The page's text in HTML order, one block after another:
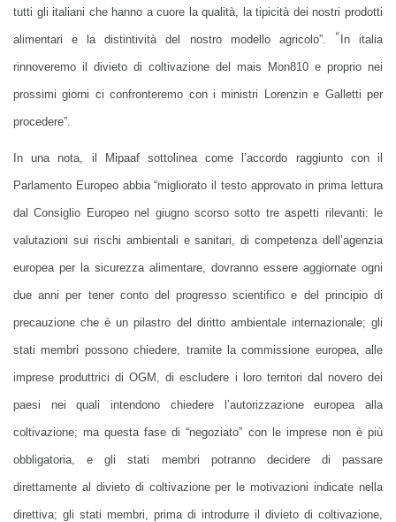
tutti gli italiani che hanno a cuore la qualità, la tipicità dei nostri prodotti
alimentari e la distintività del nostro modello agricolo”. “ In italia
rinnoveremo il divieto di coltivazione del mais Mon810 e proprio nei
prossimi giorni ci confronteremo con i ministri Lorenzin e Galletti per
procedere”.
In una nota, il Mipaaf sottolinea come l’accordo raggiunto con il
Parlamento Europeo abbia “migliorato il testo approvato in prima lettura
dal Consiglio Europeo nel giugno scorso sotto tre aspetti rilevanti: le
valutazioni sui rischi ambientali e sanitari, di competenza dell’agenzia
europea per la sicurezza alimentare, dovranno essere aggiornate ogni
due anni per tener conto del progresso scientifico e del principio di
precauzione che è un pilastro del diritto ambientale internazionale; gli
stati membri possono chiedere, tramite la commissione europea, alle
imprese produttrici di OGM, di escludere i loro territori dal novero dei
paesi nei quali intendono chiedere l’autorizzazione europea alla
coltivazione; ma questa fase di “negoziato” con le imprese non è più
obbligatoria, e gli stati membri potranno decidere di passare
direttamente al divieto di coltivazione per le motivazioni indicate nella
direttiva; gli stati membri, prima di introdurre il divieto di coltivazione,